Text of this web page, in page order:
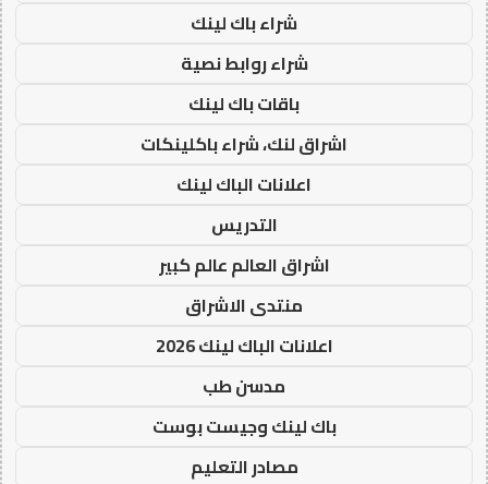
شراء باك لينك
شراء روابط نصية
باقات باك لينك
اشراق لنك، شراء باكلينكات
اعلانات الباك لينك
التدريس
اشراق العالم عالم كبير
منتدى الاشراق
اعلانات الباك لينك 2026
مدسن طب
باك لينك وجيست بوست
مصادر التعليم